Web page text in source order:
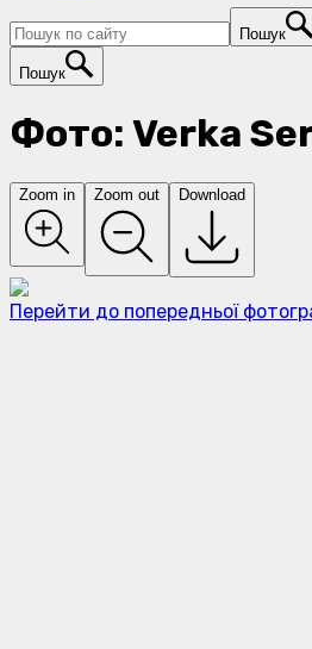
Пошук
Пошук
Фото: Verka
Zoom in Zoom out Download
Перейти до попередньої